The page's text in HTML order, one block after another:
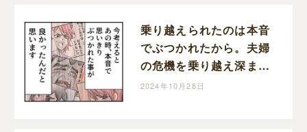
乗り越えられたのは本音
でぶつかれたから。夫婦
の危機を乗り越え深まっ
た家族の絆。育児なめす
2024年10月28日